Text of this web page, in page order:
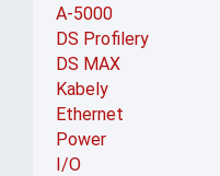
A-5000
DS Profilery
DS MAX
Kabely
Ethernet
Power
I/O